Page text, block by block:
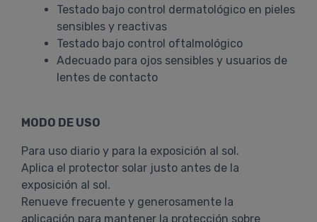
Testado bajo control dermatológico en pieles
sensibles y reactivas
Testado bajo control oftalmológico
Adecuado para ojos sensibles y usuarios de
lentes de contacto
MODO DE USO
Para uso diario y para la exposición al sol.
Aplica el protector solar justo antes de la
exposición al sol.
Renueve frecuente y generosamente la
aplicación para mantener la protección sobre